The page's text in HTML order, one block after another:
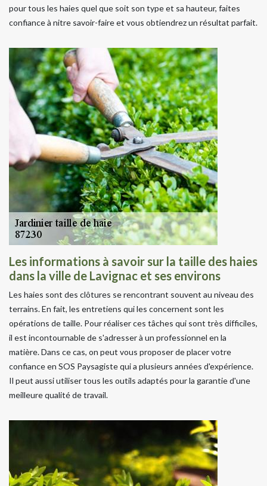
pour tous les haies quel que soit son type et sa hauteur, faites
confiance à nitre savoir-faire et vous obtiendrez un résultat parfait.
Les informations à savoir sur la taille des haies
dans la ville de Lavignac et ses environs
Les haies sont des clôtures se rencontrant souvent au niveau des
terrains. En fait, les entretiens qui les concernent sont les
opérations de taille. Pour réaliser ces tâches qui sont très difficiles,
il est incontournable de s'adresser à un professionnel en la
matière. Dans ce cas, on peut vous proposer de placer votre
confiance en SOS Paysagiste qui a plusieurs années d'expérience.
Il peut aussi utiliser tous les outils adaptés pour la garantie d'une
meilleure qualité de travail.